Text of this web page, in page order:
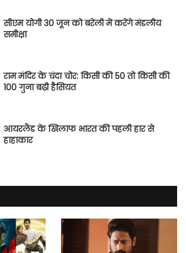
सीएम योगी 30 जून को बरेली में करेंगे मंडलीय
समीक्षा
राम मंदिर के चंदा चोर: किसी की 50 तो किसी की
100 गुना बढ़ी हैसियत
आयरलैंड के खिलाफ भारत की पहली हार से
हाहाकार